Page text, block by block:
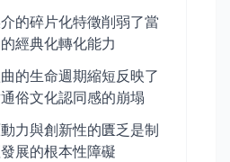
的碎片化特徵削弱了當
經典化轉化能力
的生命週期縮短反映了
俗文化認同感的崩塌
力與創新性的匱乏是制
展的根本性障礙